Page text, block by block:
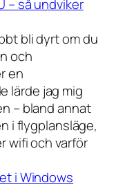
– så undviker
bli dyrt om du
och
en
lärde jag mig
– bland annat
i flygplansläge,
wifi och varför
i Windows